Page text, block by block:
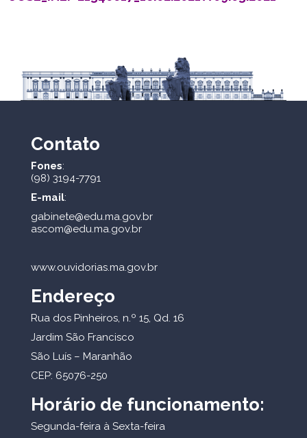
Contato
Fones:
(98) 3194-7791
E-mail:
gabinete@edu.ma.gov.br
ascom@edu.ma.gov.br
www.ouvidorias.ma.gov.br
Endereço
Rua dos Pinheiros, n.º 15, Qd. 16
Jardim São Francisco
São Luís – Maranhão
CEP: 65076-250
Horário de funcionamento:
Segunda-feira à Sexta-feira